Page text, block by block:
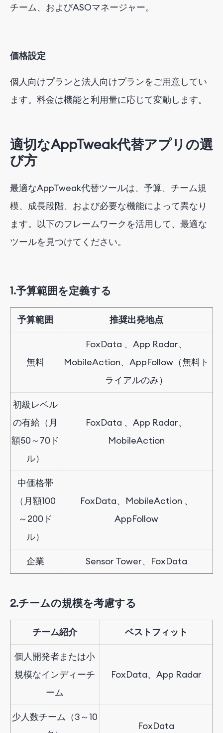
チーム、およびASOマネージャー。
価格設定
個人向けプランと法人向けプランをご用意してい
ます。 料金は機能と利用量に応じて変動します。
適切なAppTweak代替アプリの選
び方
最適なAppTweak代替ツールは、予算、チーム規
模、成長段階、および必要な機能によって異なり
ます。以下のフレームワークを活用して、最適な
ツールを見つけてください。
1.予算範囲を定義する
予算範囲 推奨出発地点
無料
FoxData 、App Radar、
MobileAction、AppFollow（無料ト
ライアルのみ）
初級レベル
の有給 （月
額50～70ド
ル）
FoxData 、App Radar、
MobileAction
中価格帯
（月額100
～200ド
ル）
FoxData、MobileAction 、
AppFollow
企業 Sensor Tower、FoxData
2.チームの規模を考慮する
チーム紹介 ベストフィット
個人開発者または小
規模なインディーチ
ーム
FoxData、App Radar
少人数チーム（3～10
FoxData